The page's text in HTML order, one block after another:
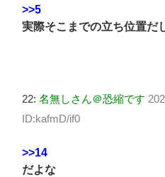
>>5
実際そこまでの立ち位置だ
22: 名無しさん＠恐縮です
ID:kafmD/if0
>>14
だよな